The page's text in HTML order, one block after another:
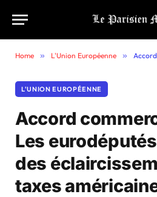
Home » L'Union Européenne » Accord commercial
L'UNION EUROPÉENNE
Accord
Les
des
taxes